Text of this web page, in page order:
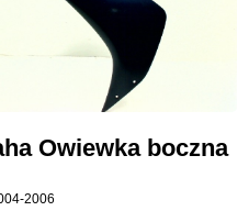
Owiewka boczna
2006